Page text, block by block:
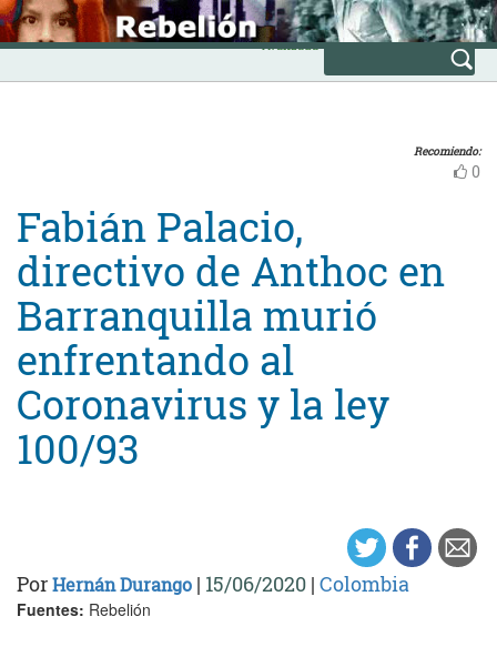
Skip
to
content
INICIO
Avanzada
Recomiendo:
0
Fabián Palacio,
directivo de Anthoc en
Barranquilla murió
enfrentando al
Coronavirus y la ley
100/93
PorHernán Durango | 15/06/2020 | Colombia
Fuentes: Rebelión